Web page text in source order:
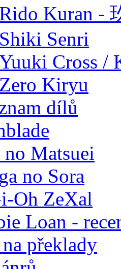
Rido Kuran -
Shiki Senri
Cross /
Zero Kiryu
dílů
Matsuei
no Sora
Oh ZeXal
Loan -
překlady